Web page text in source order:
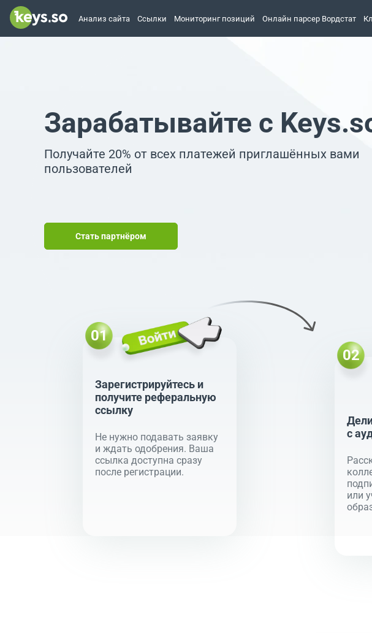
Анализ сайта Ссылки Мониторинг позиций Онлайн парсер Вордстат
Зарабатывайте с
Получайте 20% от всех платежей приглашённых вами
пользователей
Стать партнёром
Зарегистрируйтесь и
получите реферальную
ссылку
Не нужно подавать заявку
и ждать одобрения. Ваша
ссылка доступна сразу
после регистрации.
с
или